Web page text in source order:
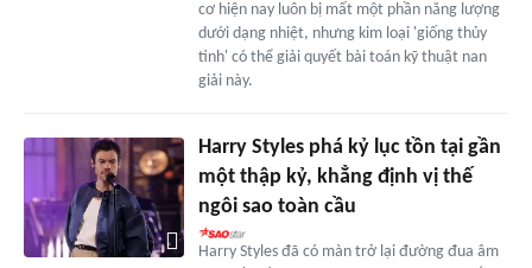
cơ hiện nay luôn bị mất một phần năng lượng
dưới dạng nhiệt, nhưng kim loại 'giống thủy
tinh' có thể giải quyết bài toán kỹ thuật nan
giải này.
Harry Styles phá kỷ lục tồn tại gần
một thập kỷ, khẳng định vị thế
ngôi sao toàn cầu
Harry Styles đã có màn trở lại đường đua âm